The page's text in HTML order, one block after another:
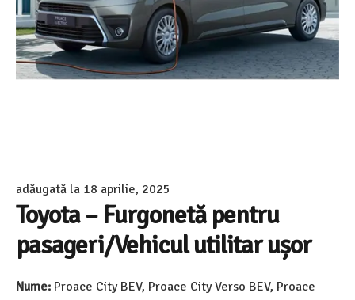
adăugată la 18 aprilie, 2025
Toyota – Furgonetă pentru
pasageri/Vehicul utilitar ușor
Nume: Proace City BEV, Proace City Verso BEV, Proace